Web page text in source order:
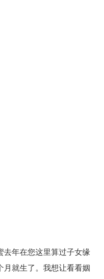
去年在您这里算过子女缘
月就生了。我想让看看姻